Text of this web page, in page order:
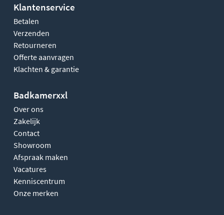
Klantenservice
Betalen
Verzenden
Retourneren
Offerte aanvragen
Klachten & garantie
Badkamerxxl
Over ons
Zakelijk
Contact
Showroom
Afspraak maken
Vacatures
Kenniscentrum
Onze merken